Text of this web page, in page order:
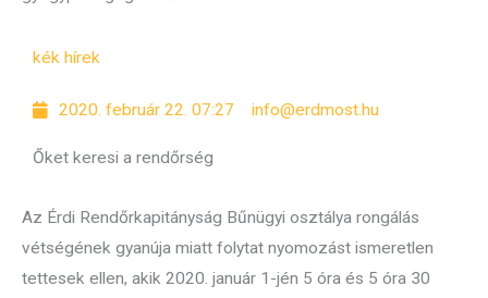
kék hírek
2020. február 22. 07:27 info@erdmost.hu
Őket keresi a rendőrség
Az Érdi Rendőrkapitányság Bűnügyi osztálya rongálás
vétségének gyanúja miatt folytat nyomozást ismeretlen
tettesek ellen, akik 2020. január 1-jén 5 óra és 5 óra 30